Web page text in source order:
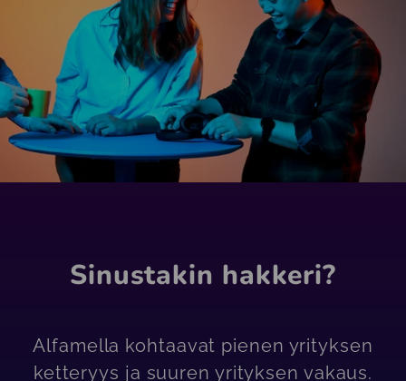
Sinustakin hakkeri?
Alfamella kohtaavat pienen yrityksen
ketteryys ja suuren yrityksen vakaus.